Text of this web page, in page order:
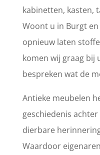
kabinetten, kasten,
Woont u in Burgt
opnieuw laten
komen wij graag bij
bespreken wat de
Antieke meubelen
geschiedenis
dierbare
Waardoor